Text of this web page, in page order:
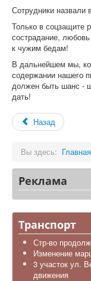
Сотрудники назвали
Только в соцзащите
сострадание,
к чужим бедам!
В дальнейшем мы,
содержании нашего
должен быть шанс -
дать!
Назад
Вы здесь: Главная
Реклама
Транспорт
Стр-во
Изменение
3 участок ул.
движения